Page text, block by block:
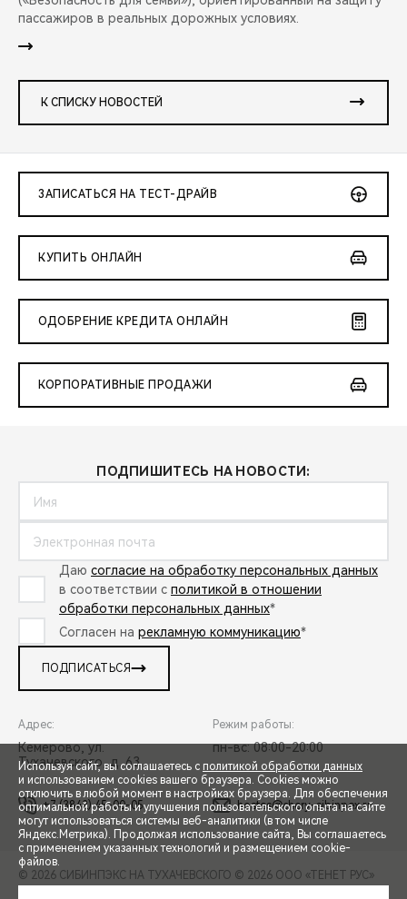
СПЕЦПРЕДЛОЖЕНИЯ
ЗАПИСЬ НА ТЕСТ-ДРАЙВ
пассажиров в реальных дорожных условиях.
К СПИСКУ НОВОСТЕЙ
ЗАПИСАТЬСЯ НА ТЕСТ-ДРАЙВ
КУПИТЬ ОНЛАЙН
ОДОБРЕНИЕ КРЕДИТА ОНЛАЙН
КОРПОРАТИВНЫЕ ПРОДАЖИ
ПОДПИШИТЕСЬ НА НОВОСТИ:
Даю согласие на обработку персональных данных
в соответствии с политикой в отношении
обработки персональных данных*
Согласен на рекламную коммуникацию*
ПОДПИСАТЬСЯ
Адрес:
Кемерово, ул.
Тухачевского, д. 63
Режим работы:
пн-вс: 08:00-20:00
+7 (3842) 45-00-05 hostes@chery-sibinpex.ru
© 2026 СИБИНПЭКС НА ТУХАЧЕВСКОГО © 2026 ООО «ТЕНЕТ РУС»
Используя сайт, вы соглашаетесь с политикой обработки данных
и использованием cookies вашего браузера. Cookies можно
отключить в любой момент в настройках браузера. Для обеспечения
оптимальной работы и улучшения пользовательского опыта на сайте
могут использоваться системы веб-аналитики (в том числе
Яндекс.Метрика). Продолжая использование сайта, Вы соглашаетесь
с применением указанных технологий и размещением cookie-
файлов.